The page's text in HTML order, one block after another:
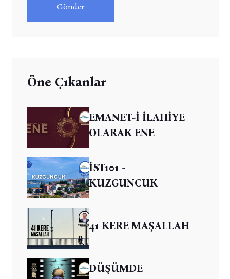
Gönder
Öne Çıkanlar
EMANET-İ İLAHİYE
OLARAK ENE
İST101 -
KUZGUNCUK
41 KERE MAŞALLAH
DÜŞÜMDE